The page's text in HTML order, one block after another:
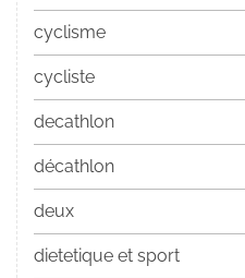
cyclisme
cycliste
decathlon
décathlon
deux
dietetique et sport